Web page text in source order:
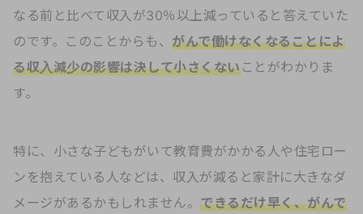
なる前と比べて収入が30％以上減っていると答えていた
のです。このことからも、 がんで働けなくなることによ
る収入減少の影響は決して小さくないことがわかりま
す。
特に、小さな子どもがいて教育費がかかる人や住宅ロー
ンを抱えている人などは、収入が減ると家計に大きなダ
メージがあるかもしれません。 できるだけ早く、がんで